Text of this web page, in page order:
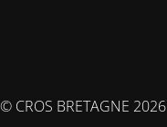
© CROS BRETAGNE 2026